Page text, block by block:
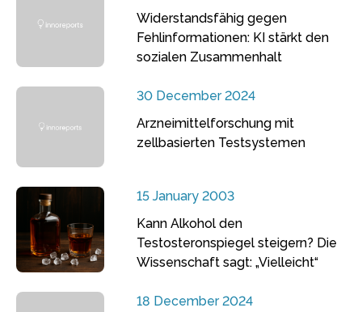
Widerstandsfähig gegen
Fehlinformationen: KI stärkt den
sozialen Zusammenhalt
30 December 2024
Arzneimittelforschung mit
zellbasierten Testsystemen
15 January 2003
Kann Alkohol den
Testosteronspiegel steigern? Die
Wissenschaft sagt: „Vielleicht“
18 December 2024